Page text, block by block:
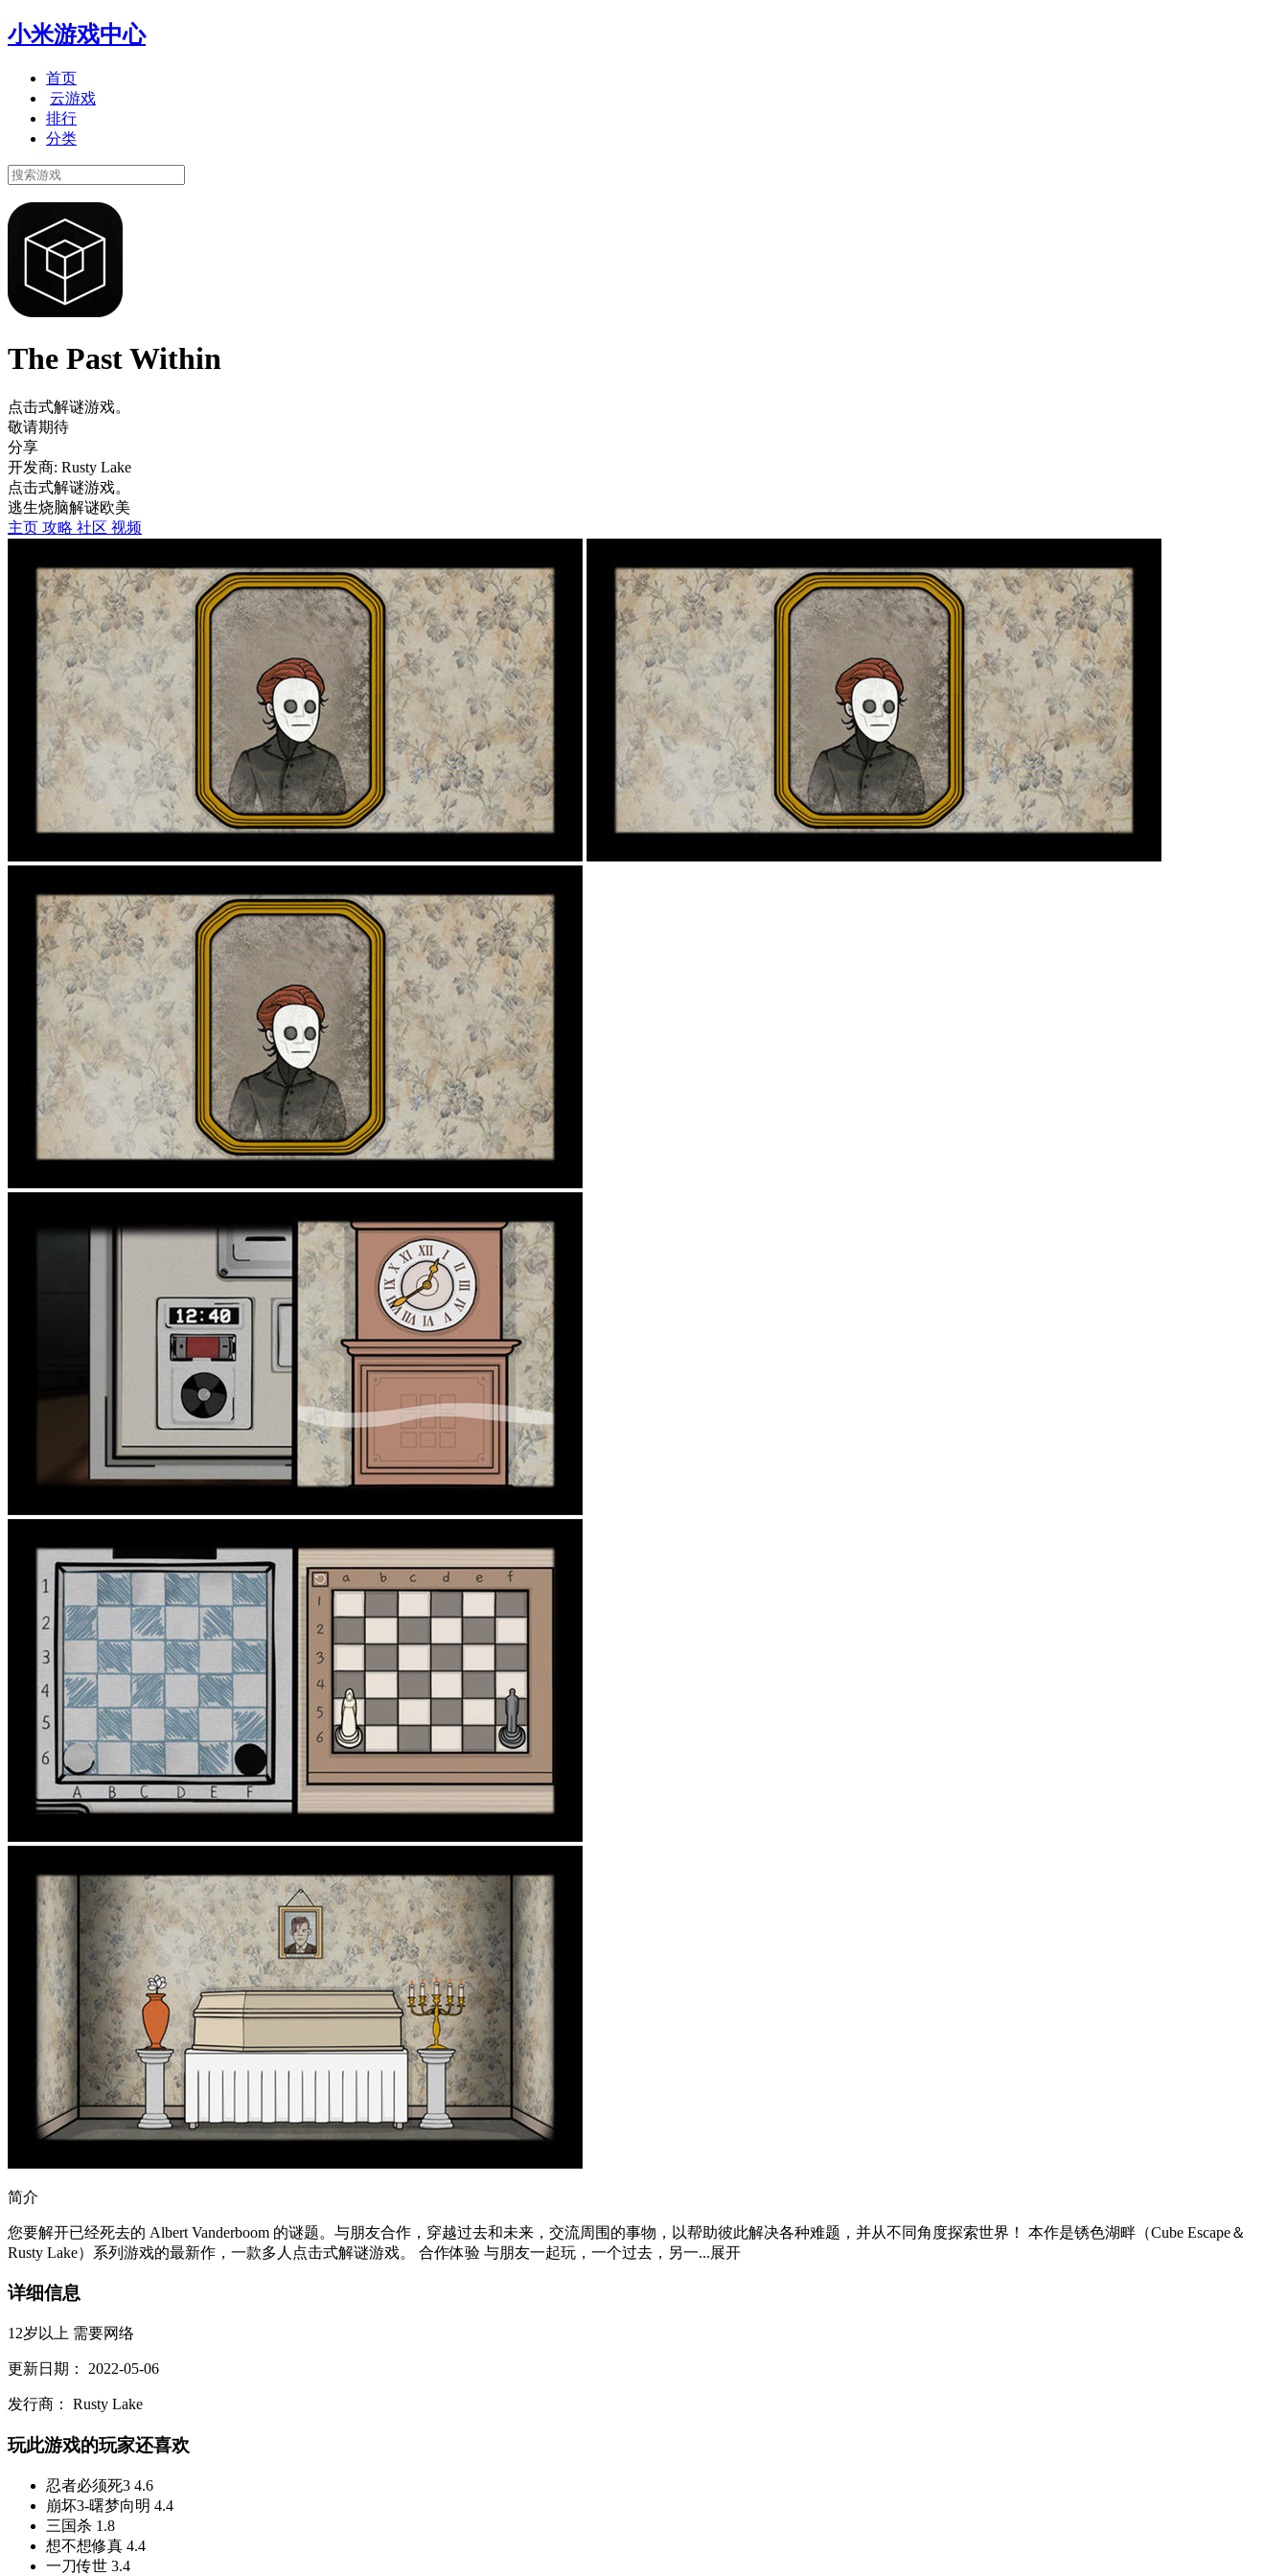
小米游戏中心
首页
云游戏
排行
分类
The Past Within
点击式解谜游戏。
敬请期待
分享
开发商: Rusty Lake
点击式解谜游戏。
逃生烧脑解谜欧美
主页 攻略 社区 视频
简介
您要解开已经死去的 Albert Vanderboom 的谜题。与朋友合作，穿越过去和未来，交流周围的事物，以帮助彼此解决各种难题，并从不同角度探索世界！ 本作是锈色湖畔（Cube Escape＆
Rusty Lake）系列游戏的最新作，一款多人点击式解谜游戏。 合作体验 与朋友一起玩，一个过去，另一...展开
详细信息
12岁以上 需要网络
更新日期： 2022-05-06
发行商： Rusty Lake
玩此游戏的玩家还喜欢
忍者必须死3 4.6
崩坏3-曙梦向明 4.4
三国杀 1.8
想不想修真 4.4
一刀传世 3.4